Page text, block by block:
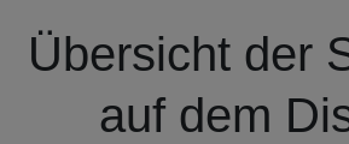
Übersicht der
auf dem